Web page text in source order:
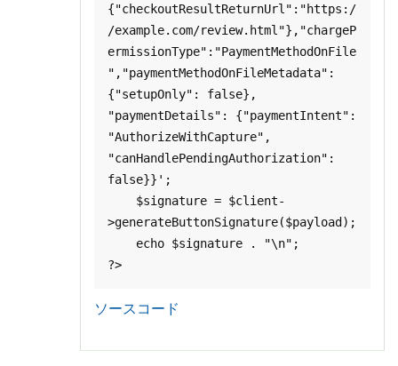
{"checkoutResultReturnUrl":"https:/
/example.com/review.html"},"chargeP
ermissionType":"PaymentMethodOnFile
","paymentMethodOnFileMetadata":
{"setupOnly": false},
"paymentDetails": {"paymentIntent":
"AuthorizeWithCapture",
"canHandlePendingAuthorization":
false}}';
>generateButtonSignature($payload);
ソースコード